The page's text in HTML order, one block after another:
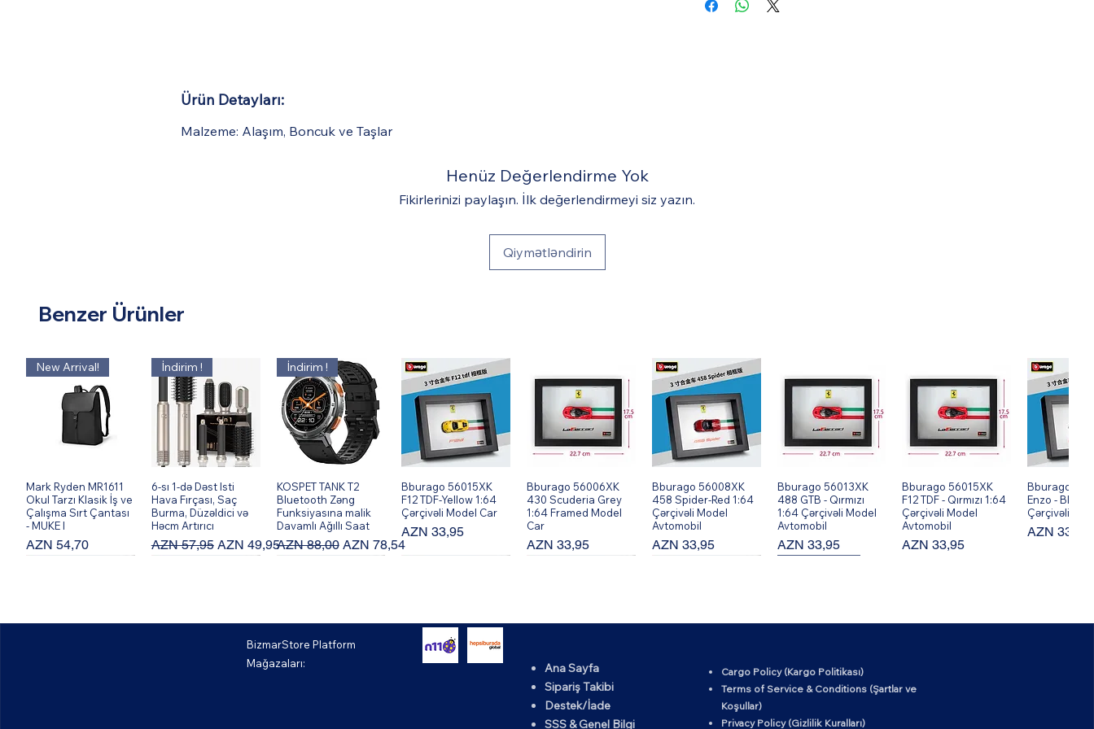
Ürün Detayları:
Malzeme: Alaşım, Boncuk ve Taşlar
Henüz Değerlendirme Yok
Fikirlerinizi paylaşın. İlk değerlendirmeyi siz yazın.
Qiymətləndirin
Benzer Ürünler
Hızlı Bakış
New Arrival!
Mark Ryden MR1611
Okul Tarzı Klasik İş ve
Çalışma Sırt Çantası
- MUKE I
Fiyat
AZN 54,70
Hızlı Bakış
İndirim !
6-sı 1-də Dəst Isti
Hava Fırçası, Saç
Burma, Düzəldici və
Həcm Artırıcı
Normal Fiyat
AZN 57,95 İndirimli Fiyat
AZN 49,95
Hızlı Bakış
İndirim !
KOSPET TANK T2
Bluetooth Zəng
Funksiyasına malik
Davamlı Ağıllı Saat
Normal Fiyat
AZN 88,00 İndirimli Fiyat
AZN 78,54
Hızlı Bakış
Bburago 56015XK
F12 TDF-Yellow 1:64
Çərçivəli Model Car
Fiyat
AZN 33,95
Hızlı Bakış
Bburago 56006XK
430 Scuderia Grey
1:64 Framed Model
Car
Fiyat
AZN 33,95
Hızlı Bakış
Bburago 56008XK
458 Spider-Red 1:64
Çərçivəli Model
Avtomobil
Fiyat
AZN 33,95
Hızlı Bakış
Bburago 56013XK
488 GTB - Qırmızı
1:64 Çərçivəli Model
Avtomobil
Fiyat
AZN 33,95
Hızlı Bakış
Bburago 56015XK
F12 TDF - Qırmızı 1:64
Çərçivəli Model
Avtomobil
Fiyat
AZN 33,95
Hızlı
Bburago
Enzo - Black
Çərçivəli
Fiyat
AZN 33,95
Hızlı Bakış
Bburago 56010XK
458 Speciale-Yellow
1:64 Framed Model
Car
Hızlı Bakış
Bburago 56006XK
430 Scuderia -
Qırmızı 1:64 Çərçivəli
Model Avtomobil
Hızlı Bakış
Mark Ryden MR6602
Okul Tarzı Klasik İş ve
- MUKE III
BizmarStore Platform
Mağazaları:
Ana Sayfa
Sipariş Takibi
Destek/İade
SSS & Genel Bilgi
Cargo Policy (Kargo Politikası)
Terms of Service & Conditions (Şartlar ve
Koşullar)
Privacy Policy (Gizlilik Kuralları)